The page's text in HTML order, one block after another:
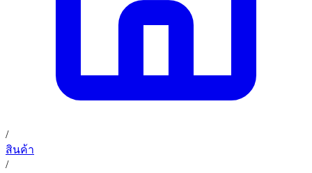
TH
อุดมสุข 28 ถนนอุดมสุข แขวงบางนาเหนือ เขตบางนา
/
สินค้า
/